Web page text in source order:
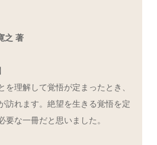
之 著
を理解して覚悟が定まったとき、
訪れます。絶望を生きる覚悟を定
要な一冊だと思いました。